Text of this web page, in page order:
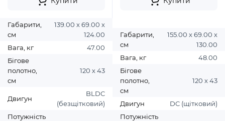
Габарити,
см
139.00 х 69.00 х
124.00
Вага, кг
47.00
Бігове
полотно,
см
120 х 43
Двигун
BLDC
(безщітковий)
Потужність
Габарити,
см
155.00 х 69.00 х
130.00
Вага, кг
48.00
Бігове
полотно,
см
120 х 43
Двигун
DC (щітковий)
Потужність